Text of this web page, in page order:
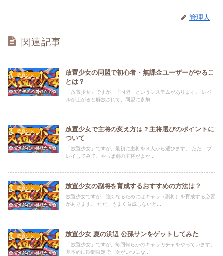
管理人
関連記事
放置少女
放置少女の同盟で初心者・無課金ユーザーがやるこ
とは？
「放置少女」ですが、「同盟」というシステムがあります。 レベ
ルが上がると解放されて、同盟に参加...
放置少女
放置少女で主将の変え方は？主将選びのポイントに
ついて
「放置少女」ですが、最初に主将を３人から選びます。 ただ、プ
レイしてみて、やっぱ別の主将がよか...
放置少女 放置少女の副将を育成するおすすめの方法は？
放置少女ですが、強くなるためにはキャラ（副将）を育成する必要
があります。 ただ、うまく育成しないと...
放置少女 放置少女 夏の浜辺 公孫サンをゲットしてみた
「放置少女」ですが、毎回何らかのキャラガチャをやっています。
基本的に期間限定で、次がいつにな...